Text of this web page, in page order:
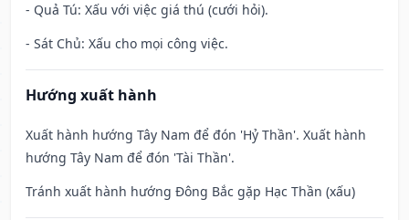
- Quả Tú: Xấu với việc giá thú (cưới hỏi).
- Sát Chủ: Xấu cho mọi công việc.
Hướng xuất hành
Xuất hành hướng Tây Nam để đón 'Hỷ Thần'. Xuất hành
hướng Tây Nam để đón 'Tài Thần'.
Tránh xuất hành hướng Đông Bắc gặp Hạc Thần (xấu)